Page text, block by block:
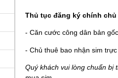
Thủ tục đăng ký chính chủ
- Căn cước công dân bản
- Chủ thuê bao nhận sim
Quý khách vui lòng chuẩn bị